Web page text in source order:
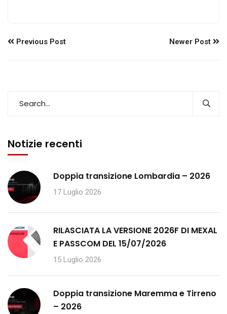
Previous Post Newer Post
Notizie recenti
Doppia transizione Lombardia – 2026
17 Luglio 2026
RILASCIATA LA VERSIONE 2026F DI MEXAL
E PASSCOM DEL 15/07/2026
15 Luglio 2026
Doppia transizione Maremma e Tirreno
– 2026